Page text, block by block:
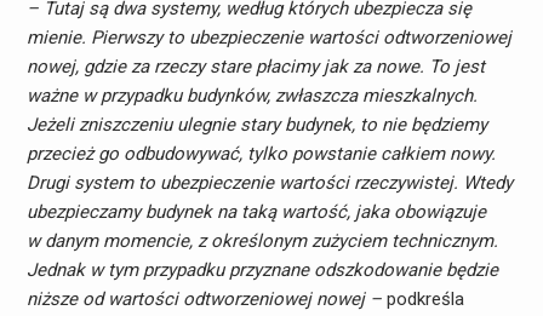
– Tutaj są dwa systemy, według których ubezpiecza się
mienie. Pierwszy to ubezpieczenie wartości odtworzeniowej
nowej, gdzie za rzeczy stare płacimy jak za nowe. To jest
ważne w przypadku budynków, zwłaszcza mieszkalnych.
Jeżeli zniszczeniu ulegnie stary budynek, to nie będziemy
przecież go odbudowywać, tylko powstanie całkiem nowy.
Drugi system to ubezpieczenie wartości rzeczywistej. Wtedy
ubezpieczamy budynek na taką wartość, jaka obowiązuje
w danym momencie, z określonym zużyciem technicznym.
Jednak w tym przypadku przyznane odszkodowanie będzie
niższe od wartości odtworzeniowej nowej –podkreśla